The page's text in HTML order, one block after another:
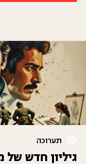
תערוכה
גיליון חדש